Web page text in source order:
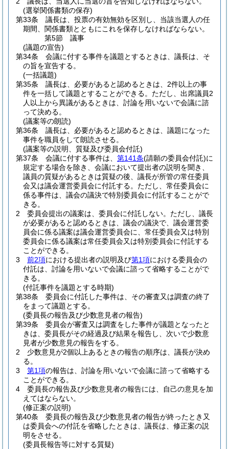
(選挙関係書類の保存)
第33条
議長は、投票の有効無効を区別し、当該当選人の任
期間、関係書類とともにこれを保存しなければならない。
第5節
議事
(議題の宣告)
第34条
会議に付する事件を議題とするときは、議長は、そ
の旨を宣告する。
(一括議題)
第35条
議長は、必要があると認めるときは、2件以上の事
件を一括して議題とすることができる。 ただし、出席議員2
人以上から異議があるときは、討論を用いないで会議に諮
って決める。
(議案等の朗読)
第36条
議長は、必要があると認めるときは、議題になった
事件を職員をして朗読させる。
(議案等の説明、質疑及び委員会付託)
第37条
会議に付する事件は、 第141条(請願の委員会付託)に
規定する場合を除き、会議において提出者の説明を聞き、
議員の質疑があるときは質疑の後、議長が所管の常任委員
会又は議会運営委員会に付託する。 ただし、常任委員会に
係る事件は、議会の議決で特別委員会に付託することがで
きる。
2
委員会提出の議案は、委員会に付託しない。 ただし、議長
が必要があると認めるときは、議会の議決で、議会運営委
員会に係る議案は議会運営委員会に、常任委員会又は特別
委員会に係る議案は常任委員会又は特別委員会に付託する
ことができる。
3
前2項における提出者の説明及び第1項における委員会の
付託は、討論を用いないで会議に諮って省略することがで
きる。
(付託事件を議題とする時期)
第38条
委員会に付託した事件は、その審査又は調査の終了
をまって議題とする。
(委員長の報告及び少数意見者の報告)
第39条
委員会が審査又は調査をした事件が議題となったと
きは、委員長がその経過及び結果を報告し、次いで少数意
見者が少数意見の報告をする。
2
少数意見が2個以上あるときの報告の順序は、議長が決め
る。
3
第1項の報告は、討論を用いないで会議に諮って省略する
ことができる。
4
委員長の報告及び少数意見者の報告には、自己の意見を加
えてはならない。
(修正案の説明)
第40条
委員長の報告及び少数意見者の報告が終ったとき又
は委員会への付託を省略したときは、議長は、修正案の説
明をさせる。
(委員長報告等に対する質疑)